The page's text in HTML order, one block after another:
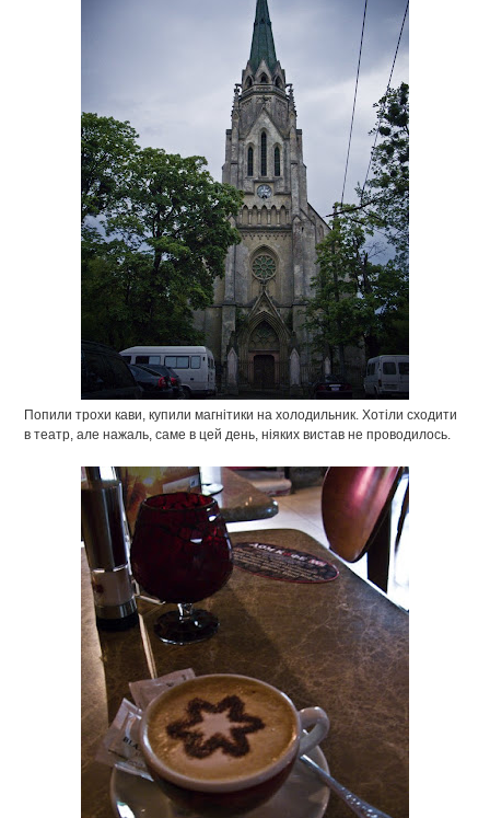
Попили трохи кави, купили магнітики на холодильник. Хотіли сходити
в театр, але нажаль, саме в цей день, ніяких вистав не проводилось.